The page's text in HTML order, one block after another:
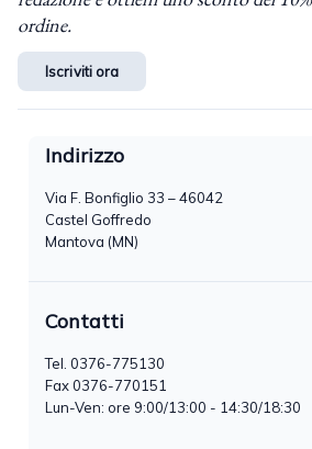
ordine.
Iscriviti ora
Indirizzo
Via F. Bonfiglio 33 – 46042
Castel Goffredo
Mantova (MN)
Contatti
Tel. 0376-775130
Fax 0376-770151
Lun-Ven: ore 9:00/13:00 - 14:30/18:30